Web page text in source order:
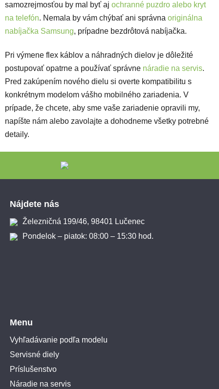
samozrejmosťou by mal byť aj ochranné puzdro alebo kryt
na telefón. Nemala by vám chýbať ani správna originálna
nabíjačka Samsung, prípadne bezdrôtová nabíjačka.
Pri výmene flex káblov a náhradných dielov je dôležité
postupovať opatrne a používať správne náradie na servis.
Pred zakúpením nového dielu si overte kompatibilitu s
konkrétnym modelom vášho mobilného zariadenia. V
prípade, že chcete, aby sme vaše zariadenie opravili my,
napíšte nám alebo zavolajte a dohodneme všetky potrebné
detaily.
Nájdete nás
Železničná 199/46, 98401 Lučenec
Pondelok – piatok: 08:00 – 15:30 hod.
Menu
Vyhľadávanie podľa modelu
Servisné diely
Príslušenstvo
Náradie na servis